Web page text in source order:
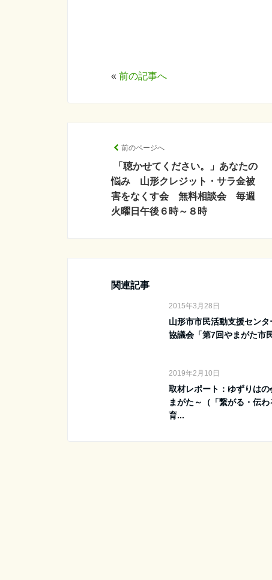
« 前の記事へ
前のページへ
「聴かせてください。」あなたの
悩み 山形クレジット・サラ金被
害をなくす会 無料相談会 毎週
火曜日午後６時～８時
関連記事
2015年3月28日
山形市市民活動支援センタ
協議会「第7回やまがた市
2019年2月10日
取材レポート：ゆずりはの
まがた～（「繋がる・伝わ
育...